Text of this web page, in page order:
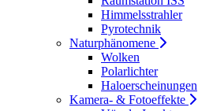
Himmelsstrahler
Pyrotechnik
Naturphänomene
Wolken
Polarlichter
Haloerscheinungen
Kamera- & Fotoeffekte